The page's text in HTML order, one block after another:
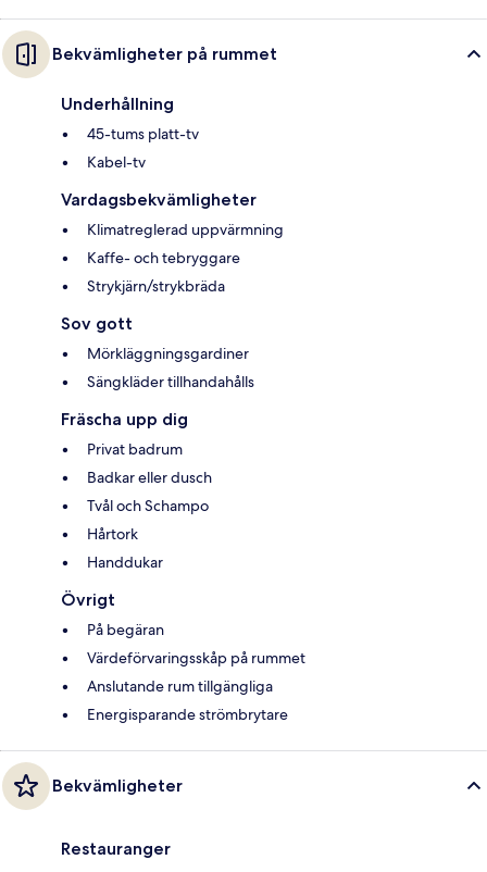
Bekvämligheter på rummet
Underhållning
45-tums platt-tv
Kabel-tv
Vardagsbekvämligheter
Klimatreglerad uppvärmning
Kaffe- och tebryggare
Strykjärn/strykbräda
Sov gott
Mörkläggningsgardiner
Sängkläder tillhandahålls
Fräscha upp dig
Privat badrum
Badkar eller dusch
Tvål och Schampo
Hårtork
Handdukar
Övrigt
På begäran
Värdeförvaringsskåp på rummet
Anslutande rum tillgängliga
Energisparande strömbrytare
Bekvämligheter
Restauranger